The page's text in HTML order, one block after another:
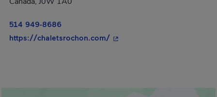
514 949-8686
https://chaletsrochon.com/- Cet hyperlien s'ouvrira